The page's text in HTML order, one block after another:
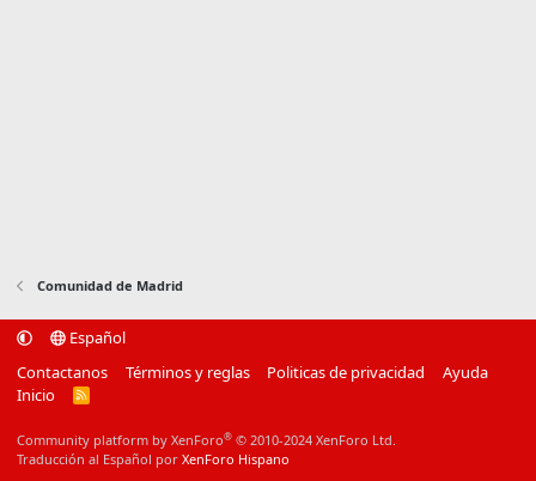
Comunidad de Madrid
Español
Contactanos
Términos y reglas Politicas de privacidad
Ayuda
Inicio
R
Community platform by XenForo® © 2010-2024 XenForo Ltd.
Traducción al Español por XenForo Hispano